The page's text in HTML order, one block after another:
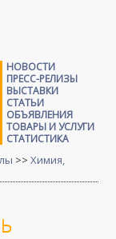
НОВОСТИ
ПРЕСС-РЕЛИЗЫ
ВЫСТАВКИ
СТАТЬИ
ОБЪЯВЛЕНИЯ
ТОВАРЫ И УСЛУГИ
СТАТИСТИКА
>>Химия,